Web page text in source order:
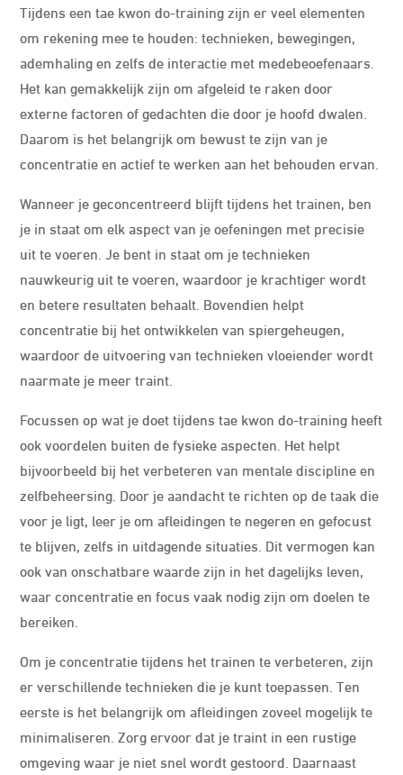
Tijdens een tae kwon do-training zijn er veel elementen
om rekening mee te houden: technieken, bewegingen,
ademhaling en zelfs de interactie met medebeoefenaars.
Het kan gemakkelijk zijn om afgeleid te raken door
externe factoren of gedachten die door je hoofd dwalen.
Daarom is het belangrijk om bewust te zijn van je
concentratie en actief te werken aan het behouden ervan.
Wanneer je geconcentreerd blijft tijdens het trainen, ben
je in staat om elk aspect van je oefeningen met precisie
uit te voeren. Je bent in staat om je technieken
nauwkeurig uit te voeren, waardoor je krachtiger wordt
en betere resultaten behaalt. Bovendien helpt
concentratie bij het ontwikkelen van spiergeheugen,
waardoor de uitvoering van technieken vloeiender wordt
naarmate je meer traint.
Focussen op wat je doet tijdens tae kwon do-training heeft
ook voordelen buiten de fysieke aspecten. Het helpt
bijvoorbeeld bij het verbeteren van mentale discipline en
zelfbeheersing. Door je aandacht te richten op de taak die
voor je ligt, leer je om afleidingen te negeren en gefocust
te blijven, zelfs in uitdagende situaties. Dit vermogen kan
ook van onschatbare waarde zijn in het dagelijks leven,
waar concentratie en focus vaak nodig zijn om doelen te
bereiken.
Om je concentratie tijdens het trainen te verbeteren, zijn
er verschillende technieken die je kunt toepassen. Ten
eerste is het belangrijk om afleidingen zoveel mogelijk te
minimaliseren. Zorg ervoor dat je traint in een rustige
omgeving waar je niet snel wordt gestoord. Daarnaast